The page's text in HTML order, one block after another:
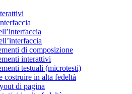
di composizione
interattivi
testuali (microtesti)
costruire in alta fedeltà
di pagina